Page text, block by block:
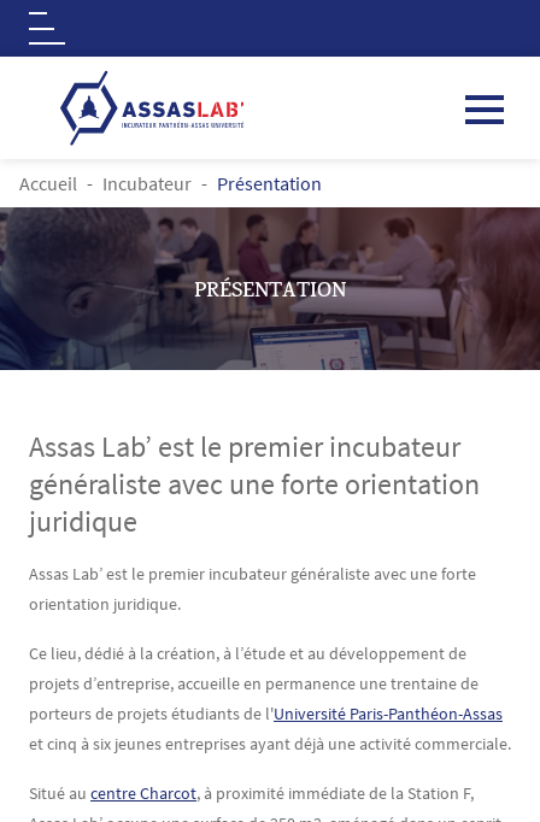
Aller au contenu principal
FIL D'ARIANE
Accueil Incubateur Présentation
PRÉSENTATION
Assas Lab’ est le premier incubateur
généraliste avec une forte orientation
juridique
Contenu
Texte
Assas Lab’ est le premier incubateur généraliste avec une forte
orientation juridique.
Ce lieu, dédié à la création, à l’étude et au développement de
projets d’entreprise, accueille en permanence une trentaine de
porteurs de projets étudiants de l'Université Paris-Panthéon-Assas
et cinq à six jeunes entreprises ayant déjà une activité commerciale.
Situé au centre Charcot, à proximité immédiate de la Station F,